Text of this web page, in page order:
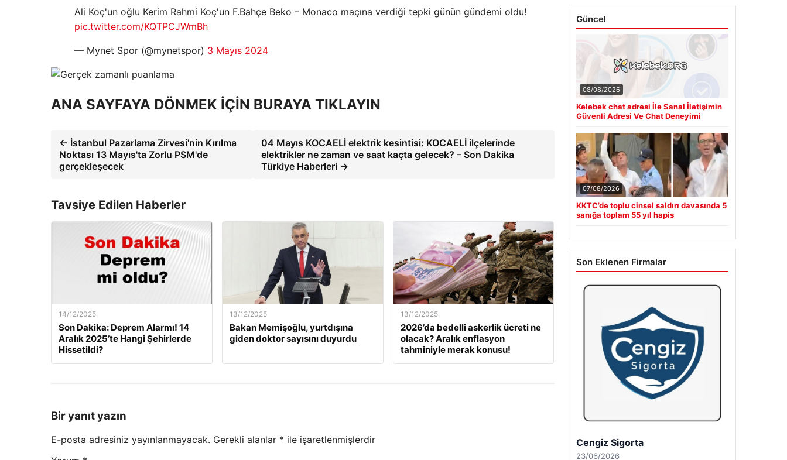
Ali Koç'un oğlu Kerim Rahmi Koç'un F.Bahçe Beko – Monaco maçına verdiği tepki günün gündemi oldu!
pic.twitter.com/KQTPCJWmBh
— Mynet Spor (@mynetspor) 3 Mayıs 2024
ANA SAYFAYA DÖNMEK İÇİN BURAYA TIKLAYIN
← İstanbul Pazarlama Zirvesi'nin Kırılma
Noktası 13 Mayıs'ta Zorlu PSM'de
gerçekleşecek
04 Mayıs KOCAELİ elektrik kesintisi: KOCAELİ ilçelerinde
elektrikler ne zaman ve saat kaçta gelecek? – Son Dakika
Türkiye Haberleri →
Tavsiye Edilen Haberler
14/12/2025
Son Dakika: Deprem Alarmı! 14
Aralık 2025’te Hangi Şehirlerde
Hissetildi?
13/12/2025
Bakan Memişoğlu, yurtdışına
giden doktor sayısını duyurdu
13/12/2025
2026’da bedelli askerlik ücreti ne
olacak? Aralık enflasyon
tahminiyle merak konusu!
Bir yanıt yazın
E-posta adresiniz yayınlanmayacak. Gerekli alanlar * ile işaretlenmişlerdir
Güncel
08/08/2026
Kelebek chat adresi İle Sanal İletişimin
Güvenli Adresi Ve Chat Deneyimi
07/08/2026
KKTC’de toplu cinsel saldırı davasında 5
sanığa toplam 55 yıl hapis
Son Eklenen Firmalar
Cengiz Sigorta
23/06/2026